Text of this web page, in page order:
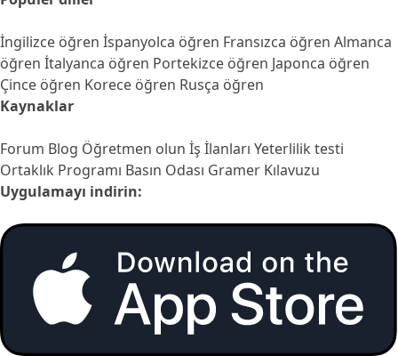
İngilizce öğren İspanyolca öğren Fransızca öğren Almanca
öğren İtalyanca öğren Portekizce öğren Japonca öğren
Çince öğren Korece öğren Rusça öğren
Kaynaklar
Forum Blog Öğretmen olun İş İlanları Yeterlilik testi
Ortaklık Programı Basın Odası Gramer Kılavuzu
Uygulamayı indirin: